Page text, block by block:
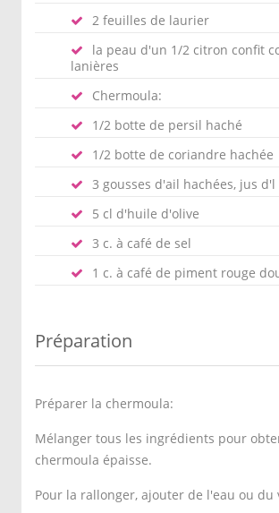
2 feuilles de laurier
la peau d'un 1/2 citron confit
lanières
Chermoula:
1/2 botte de persil haché
1/2 botte de coriandre hachée
3 gousses d'ail hachées, jus
5 cl d'huile d'olive
3 c. à café de sel
1 c. à café de piment rouge
Préparation
Préparer la chermoula:
Mélanger tous les ingrédients pour
chermoula épaisse.
Pour la rallonger, ajouter de l'eau ou du